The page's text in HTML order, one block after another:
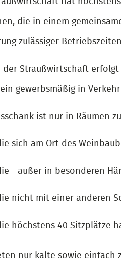
die in einem
zulässiger
der Straußwirtschaft
gewerbsmäßig in
ist nur in Räumen
sich am Ort des
- außer in besonderen
nicht mit einer anderen
höchstens 40 Sitzplätze
nur kalte sowie einfach